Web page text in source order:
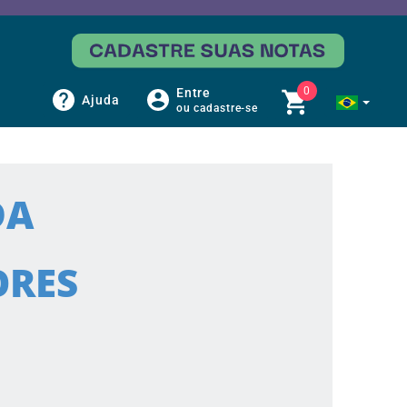
Ajuda Entre
ou cadastre-se
0